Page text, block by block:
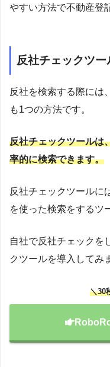
やすい方法で不動産登
反社チェックツー
反社を検索する際には
も1つの方法です。
反社チェックツールは
率的に検索できます。
反社チェックツールに
を使った検索をするツ
自社で反社チェックを
クツールを導入してみ
＼30